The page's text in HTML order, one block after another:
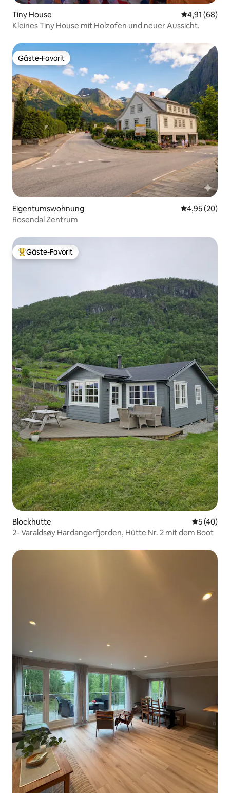
Tiny House
4,91 (68)
Kleines Tiny House mit Holzofen und neuer Aussicht.
Gäste-Favorit
Gäste-Favorit
Eigentumswohnung
4,95 (20)
Rosendal Zentrum
Beliebter Gäste-Favorit.
Gäste-Favorit
Blockhütte
5 (40)
2- Varaldsøy Hardangerfjorden, Hütte Nr. 2 mit dem Boot